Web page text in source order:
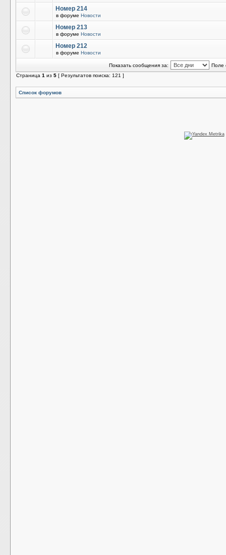
Номер 214
в форуме Новости
Номер 213
в форуме Новости
Номер 212
в форуме Новости
Показать сообщения за:
Поле
Страница 1 из 5 [ Результатов поиска: 121 ]
Список форумов